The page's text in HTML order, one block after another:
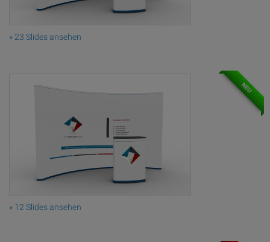
» 23 Slides ansehen
NEU
» 12 Slides ansehen